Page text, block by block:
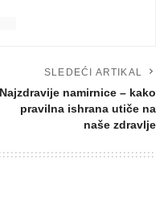
SLEDEĆI ARTIKAL
Najzdravije namirnice – kako
pravilna ishrana utiče na
naše zdravlje